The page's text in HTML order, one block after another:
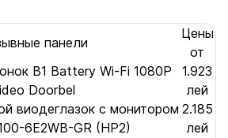
панели
Цены
от
B1 Battery Wi-Fi 1080P
Doorbel
1.923
лей
виодеглазок с монитором
6E2WB-GR (HP2)
2.185
лей